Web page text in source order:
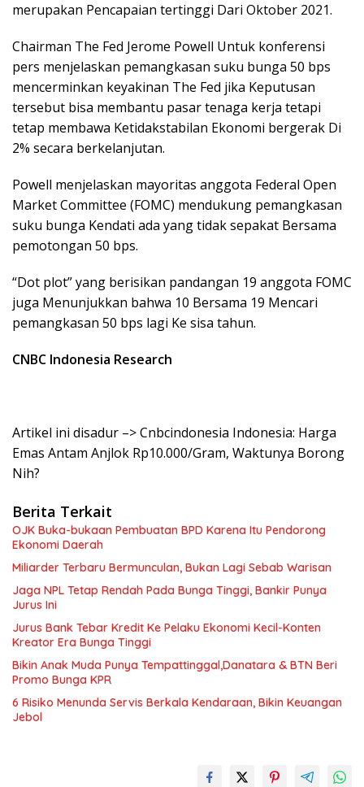
merupakan Pencapaian tertinggi Dari Oktober 2021.
Chairman The Fed Jerome Powell Untuk konferensi
pers menjelaskan pemangkasan suku bunga 50 bps
mencerminkan keyakinan The Fed jika Keputusan
tersebut bisa membantu pasar tenaga kerja tetapi
tetap membawa Ketidakstabilan Ekonomi bergerak Di
2% secara berkelanjutan.
Powell menjelaskan mayoritas anggota Federal Open
Market Committee (FOMC) mendukung pemangkasan
suku bunga Kendati ada yang tidak sepakat Bersama
pemotongan 50 bps.
“Dot plot” yang berisikan pandangan 19 anggota FOMC
juga Menunjukkan bahwa 10 Bersama 19 Mencari
pemangkasan 50 bps lagi Ke sisa tahun.
CNBC Indonesia Research
Artikel ini disadur –> Cnbcindonesia Indonesia: Harga
Emas Antam Anjlok Rp10.000/Gram, Waktunya Borong
Nih?
Berita Terkait
OJK Buka-bukaan Pembuatan BPD Karena Itu Pendorong
Ekonomi Daerah
Miliarder Terbaru Bermunculan, Bukan Lagi Sebab Warisan
Jaga NPL Tetap Rendah Pada Bunga Tinggi, Bankir Punya
Jurus Ini
Jurus Bank Tebar Kredit Ke Pelaku Ekonomi Kecil-Konten
Kreator Era Bunga Tinggi
Bikin Anak Muda Punya Tempattinggal,Danatara & BTN Beri
Promo Bunga KPR
6 Risiko Menunda Servis Berkala Kendaraan, Bikin Keuangan
Jebol